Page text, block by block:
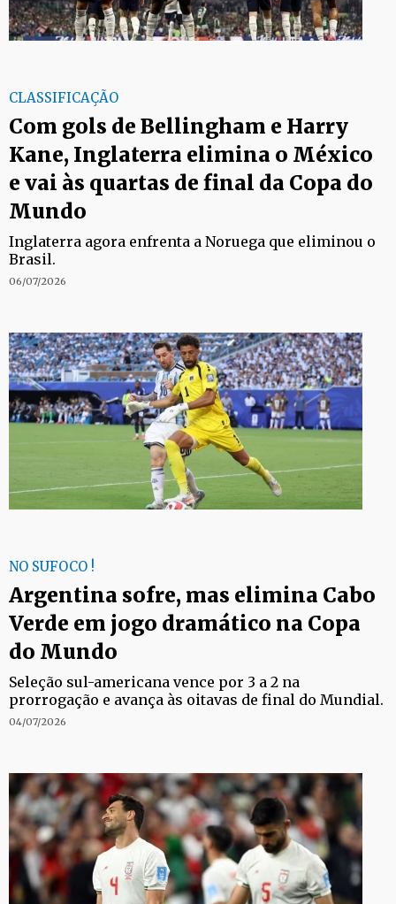
CLASSIFICAÇÃO
Com gols de Bellingham e Harry
Kane, Inglaterra elimina o México
e vai às quartas de final da Copa do
Mundo
Inglaterra agora enfrenta a Noruega que eliminou o
Brasil.
06/07/2026
NO SUFOCO !
Argentina sofre, mas elimina Cabo
Verde em jogo dramático na Copa
do Mundo
Seleção sul-americana vence por 3 a 2 na
prorrogação e avança às oitavas de final do Mundial.
04/07/2026